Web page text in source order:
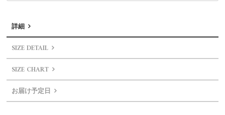
詳細
SIZE DETAIL
SIZE CHART
お届け予定日